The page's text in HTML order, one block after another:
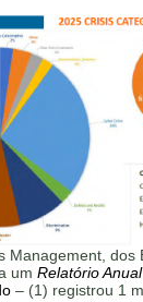
Management, dos
umRelatório Anual
– (1) registrou 1